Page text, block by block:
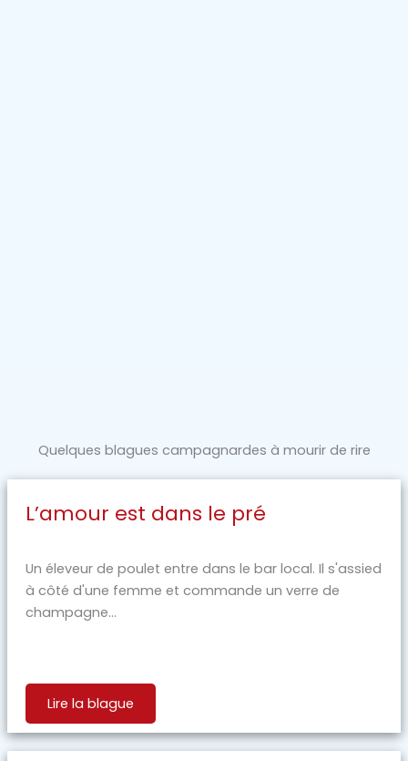
Quelques blagues campagnardes à mourir de rire
L’amour est dans le pré
Un éleveur de poulet entre dans le bar local. Il s'assied
à côté d'une femme et commande un verre de
champagne...
Lire la blague